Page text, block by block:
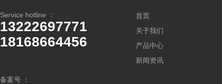
Service hotline ：
13222697771
18168664456
备案号 ：
首页
关于我们
产品中心
新闻资讯